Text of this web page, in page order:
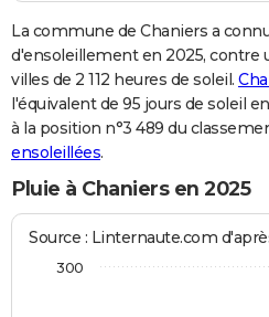
La commune de Chaniers a
d'ensoleillement en 2025, contre
villes de 2 112 heures de soleil.
l'équivalent de 95 jours de soleil
à la position n°3 489 du
ensoleillées.
Pluie à Chaniers en 2025
Source : Linternaute.com
300